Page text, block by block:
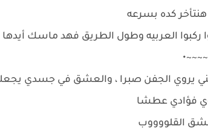
كده بسرعه
العربيه وطول الطريق فهد ماسك أيدها
يروي الجفن صبرا ، والعشق في جسدي
فؤادي عطشا
القلووووب